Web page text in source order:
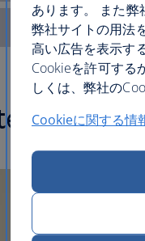
of
あります。 また弊
弊社サイトの用法
高い広告を表示す
Cookieを許可する
しくは、弊社の
Cookieに関する情